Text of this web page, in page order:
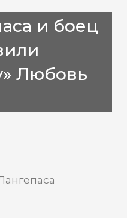
и боец
Любовь